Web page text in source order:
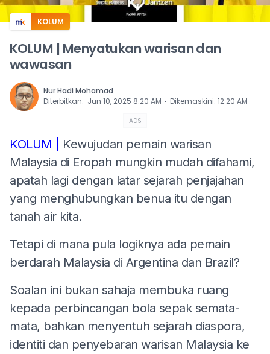
KOLUM
KOLUM | Menyatukan warisan dan
wawasan
Nur Hadi Mohamad
Diterbitkan: Jun 10, 2025 8:20 AM ⋅ Dikemaskini: 12:20 AM
ADS
KOLUM | Kewujudan pemain warisan
Malaysia di Eropah mungkin mudah difahami,
apatah lagi dengan latar sejarah penjajahan
yang menghubungkan benua itu dengan
tanah air kita.
Tetapi di mana pula logiknya ada pemain
berdarah Malaysia di Argentina dan Brazil?
Soalan ini bukan sahaja membuka ruang
kepada perbincangan bola sepak semata-
mata, bahkan menyentuh sejarah diaspora,
identiti dan penyebaran warisan Malaysia ke